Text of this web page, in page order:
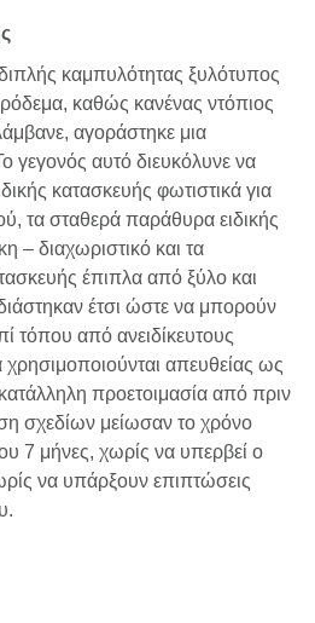
καμπυλότητας ξυλότυπος
καθώς κανένας ντόπιος
αγοράστηκε μια
γεγονός αυτό διευκόλυνε να
κατασκευής φωτιστικά για
τα σταθερά παράθυρα ειδικής
– διαχωριστικό και τα
έπιπλα από ξύλο και
έτσι ώστε να μπορούν
τόπου από ανειδίκευτους
χρησιμοποιούνται απευθείας ως
προετοιμασία από πριν
σχεδίων μείωσαν το χρόνο
7 μήνες, χωρίς να υπερβεί ο
να υπάρξουν επιπτώσεις